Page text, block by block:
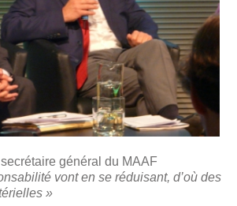
général du MAAF
vont en se réduisant, d’où des
»